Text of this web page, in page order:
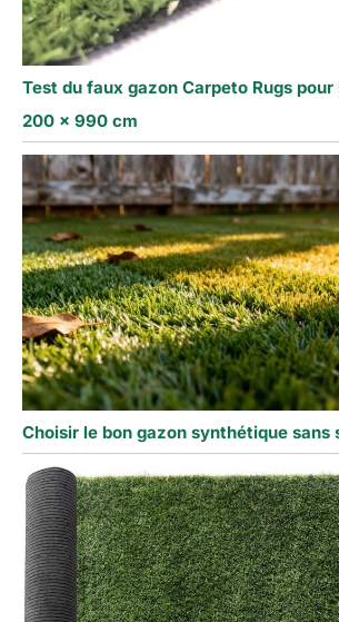
Test du faux gazon Carpeto Rugs
200 x 990 cm
Choisir le bon gazon synthétique sans